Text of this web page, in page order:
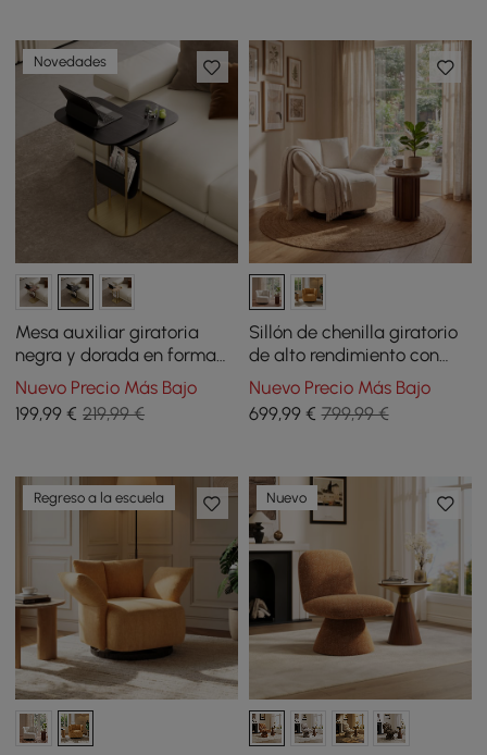
Novedades
Mesa auxiliar giratoria
negra y dorada en forma
de C con almacenamiento
Nuevo Precio Más Bajo
199,99 € 219,99 €
Sillón de chenilla giratorio
de alto rendimiento con
reposabrazos ajustable
Nuevo Precio Más Bajo
699,99€ 799,99 €
Regreso a la escuela Nuevo